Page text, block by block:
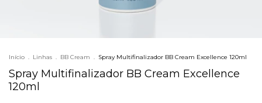
Início . Linhas . BB Cream . Spray Multifinalizador BB Cream Excellence 120ml
Spray Multifinalizador BB Cream Excellence
120ml